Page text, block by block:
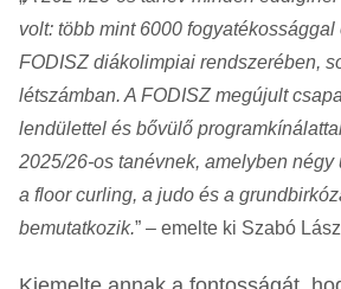
volt: több mint 6000 fogyatékossággal
FODISZ diákolimpiai rendszerében,
létszámban. A FODISZ megújult
lendülettel és bővülő
2025/26-os tanévnek, amelyben négy
a floor curling, a judo és a
bemutatkozik.” – emelte ki Szabó